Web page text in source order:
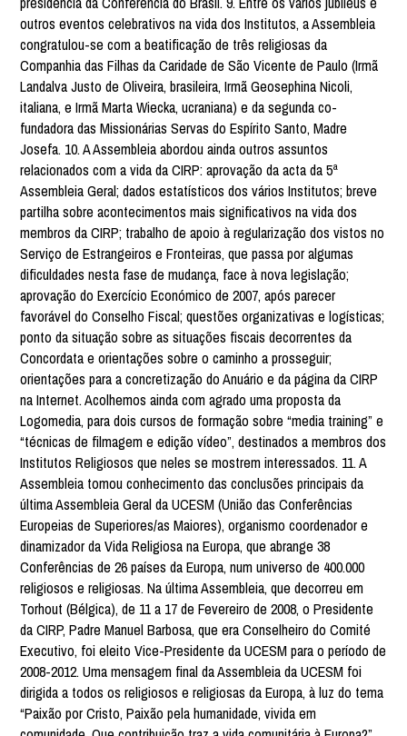
outros eventos celebrativos na vida dos Institutos, a Assembleia
congratulou-se com a beatificação de três religiosas da
Companhia das Filhas da Caridade de São Vicente de Paulo (Irmã
Landalva Justo de Oliveira, brasileira, Irmã Geosephina Nicoli,
italiana, e Irmã Marta Wiecka, ucraniana) e da segunda co-
fundadora das Missionárias Servas do Espírito Santo, Madre
Josefa. 10. A Assembleia abordou ainda outros assuntos
relacionados com a vida da CIRP: aprovação da acta da 5ª
Assembleia Geral; dados estatísticos dos vários Institutos; breve
partilha sobre acontecimentos mais significativos na vida dos
membros da CIRP; trabalho de apoio à regularização dos vistos no
Serviço de Estrangeiros e Fronteiras, que passa por algumas
dificuldades nesta fase de mudança, face à nova legislação;
aprovação do Exercício Económico de 2007, após parecer
favorável do Conselho Fiscal; questões organizativas e logísticas;
ponto da situação sobre as situações fiscais decorrentes da
Concordata e orientações sobre o caminho a prosseguir;
orientações para a concretização do Anuário e da página da CIRP
na Internet. Acolhemos ainda com agrado uma proposta da
Logomedia, para dois cursos de formação sobre “media training” e
“técnicas de filmagem e edição vídeo”, destinados a membros dos
Institutos Religiosos que neles se mostrem interessados. 11. A
Assembleia tomou conhecimento das conclusões principais da
última Assembleia Geral da UCESM (União das Conferências
Europeias de Superiores/as Maiores), organismo coordenador e
dinamizador da Vida Religiosa na Europa, que abrange 38
Conferências de 26 países da Europa, num universo de 400.000
religiosos e religiosas. Na última Assembleia, que decorreu em
Torhout (Bélgica), de 11 a 17 de Fevereiro de 2008, o Presidente
da CIRP, Padre Manuel Barbosa, que era Conselheiro do Comité
Executivo, foi eleito Vice-Presidente da UCESM para o período de
2008-2012. Uma mensagem final da Assembleia da UCESM foi
dirigida a todos os religiosos e religiosas da Europa, à luz do tema
“Paixão por Cristo, Paixão pela humanidade, vivida em